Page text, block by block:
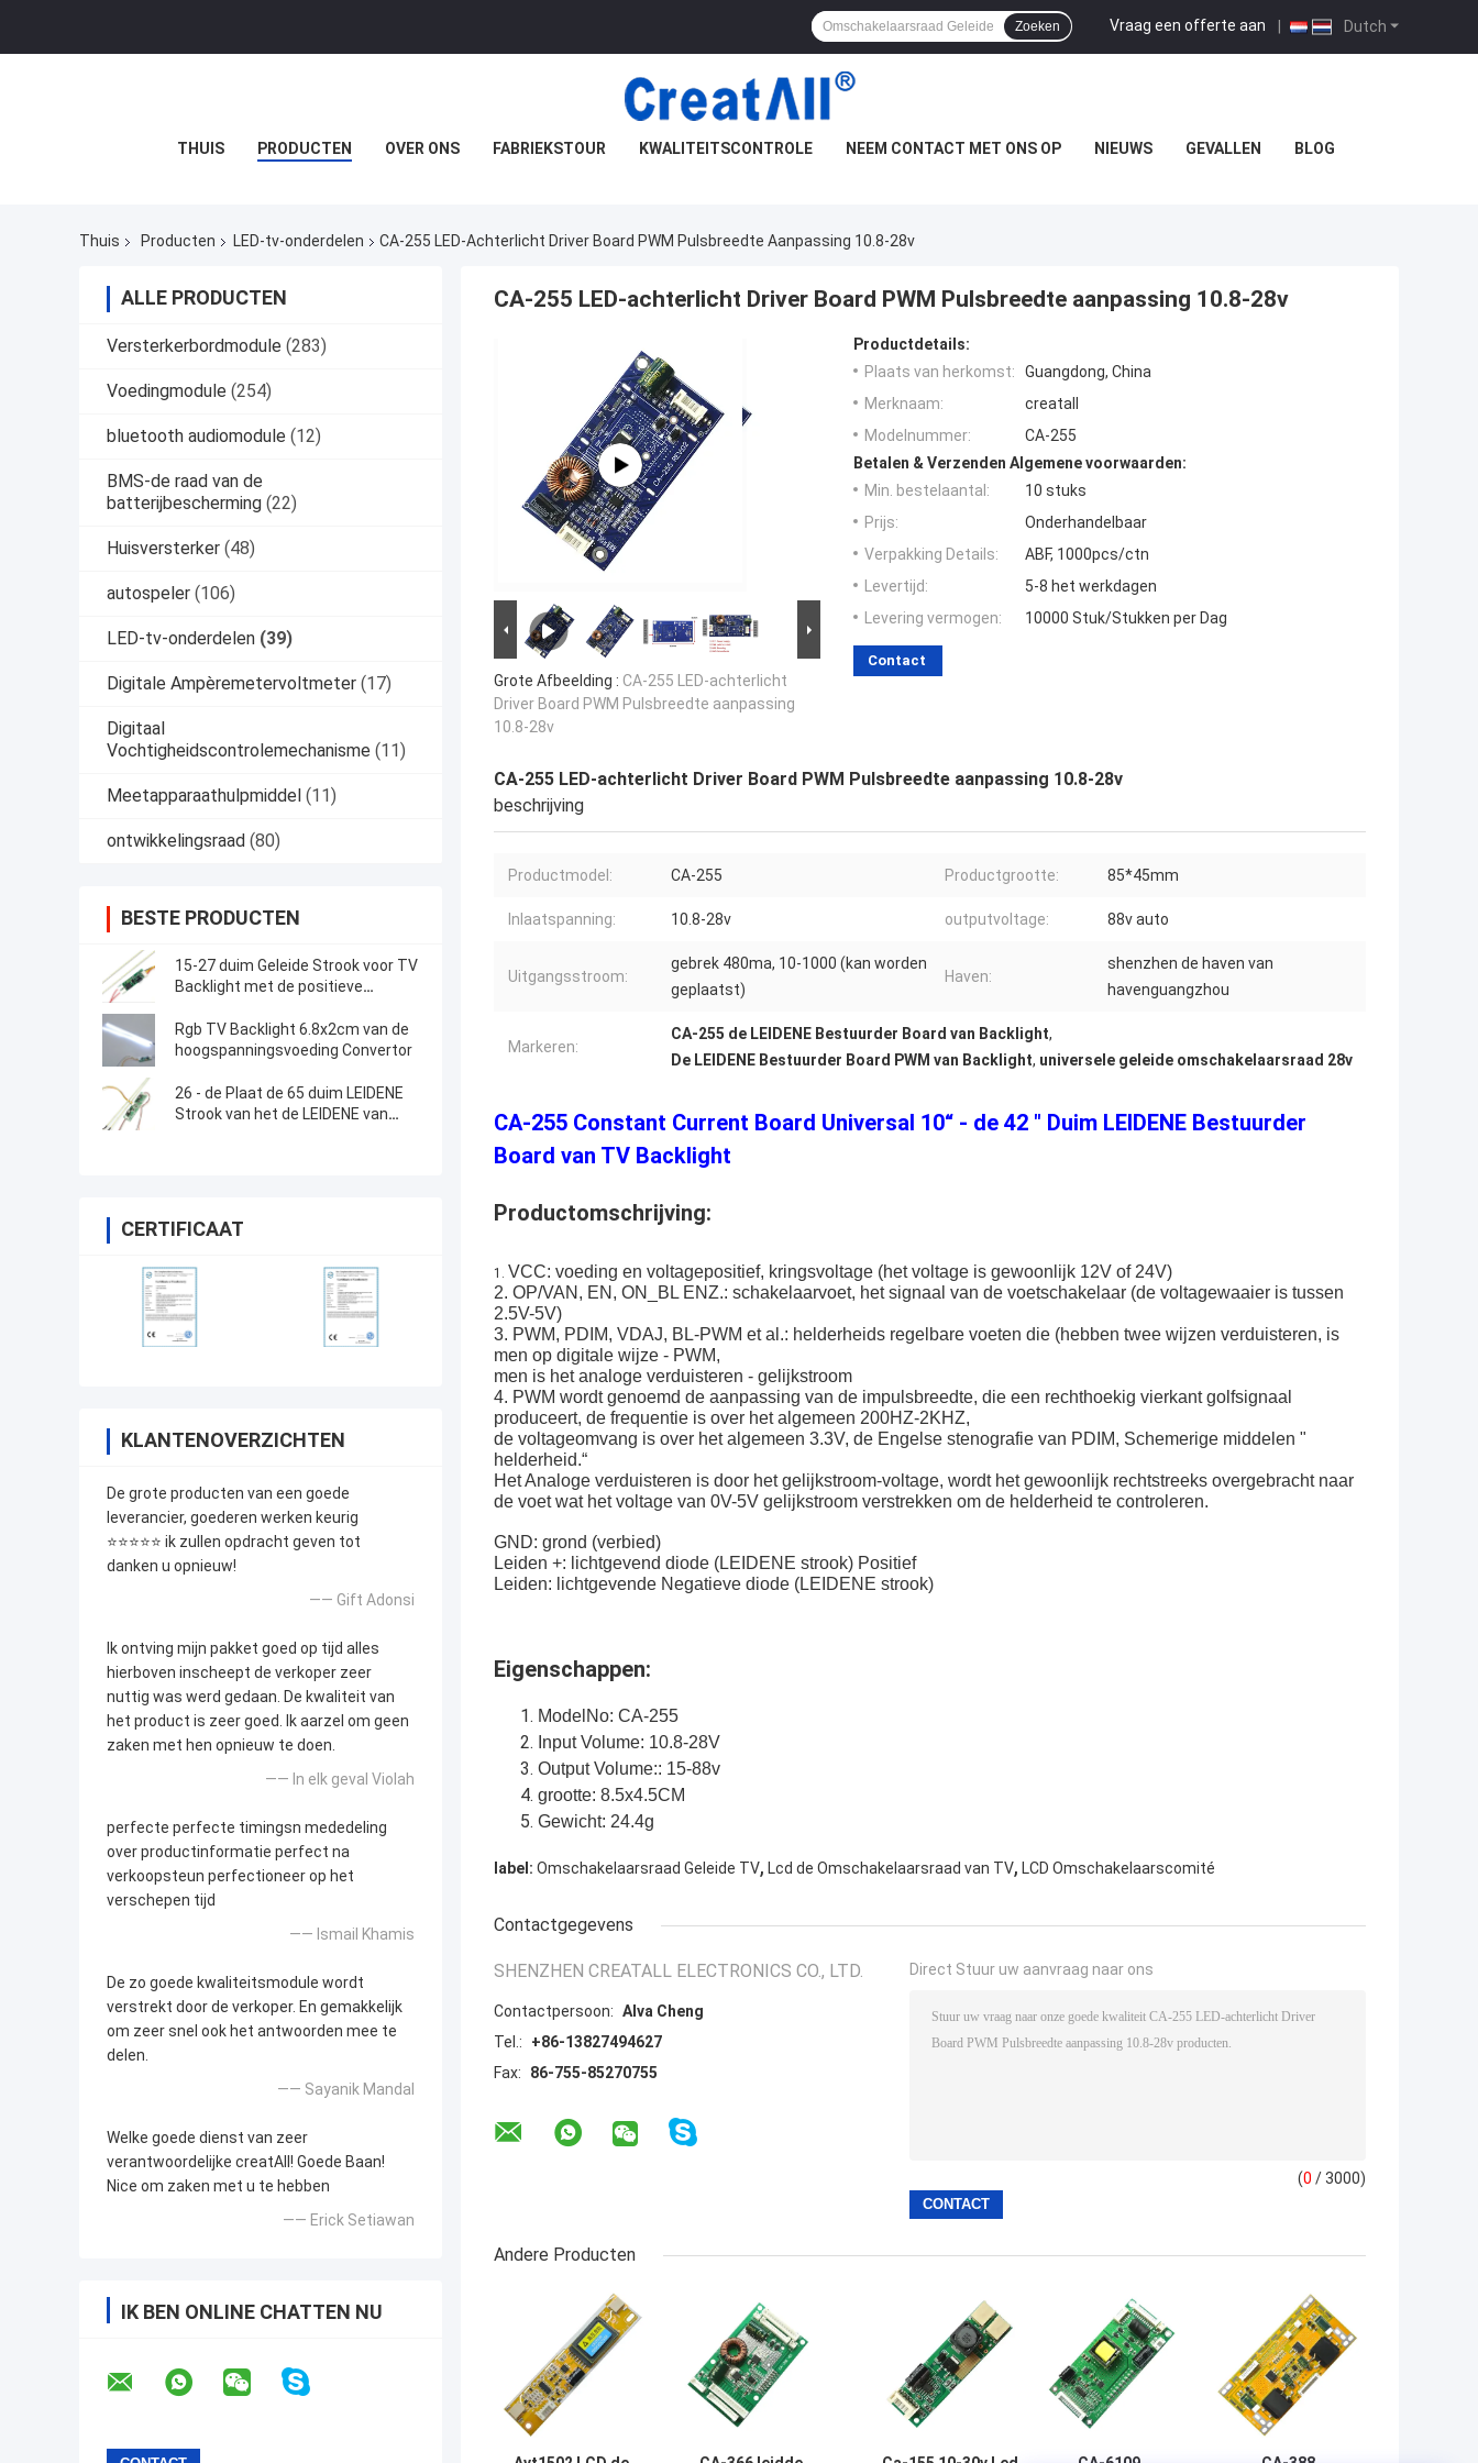
Dutch
Vraag een offerte aan |
Zoeken
THUIS PRODUCTEN OVER ONS FABRIEKSTOUR KWALITEITSCONTROLE NEEM CONTACT MET ONS OP NIEUWS GEVALLEN BLOG
Thuis Producten LED-tv-onderdelen CA-255 LED-Achterlicht Driver Board PWM Pulsbreedte Aanpassing 10.8-28v
ALLE PRODUCTEN
Versterkerbordmodule (283)
Voedingmodule (254)
bluetooth audiomodule (12)
BMS-de raad van de
batterijbescherming (22)
Huisversterker (48)
autospeler (106)
LED-tv-onderdelen (39)
Digitale Ampèremetervoltmeter (17)
Digitaal
Vochtigheidscontrolemechanisme (11)
Meetapparaathulpmiddel (11)
ontwikkelingsraad (80)
BESTE PRODUCTEN
15-27 duim Geleide Strook voor TV
Backlight met de positieve
Rgb TV Backlight 6.8x2cm van de
hoogspanningsvoeding Convertor
26 - de Plaat de 65 duim LEIDENE
Strook van het de LEIDENE van
CERTIFICAAT
KLANTENOVERZICHTEN
De grote producten van een goede
leverancier, goederen werken keurig
⭐⭐⭐⭐⭐ ik zullen opdracht geven tot
danken u opnieuw!
—— Gift Adonsi
Ik ontving mijn pakket goed op tijd alles
hierboven inscheept de verkoper zeer
nuttig was werd gedaan. De kwaliteit van
het product is zeer goed. Ik aarzel om geen
zaken met hen opnieuw te doen.
—— In elk geval Violah
perfecte perfecte timingsn mededeling
over productinformatie perfect na
verkoopsteun perfectioneer op het
verschepen tijd
—— Ismail Khamis
De zo goede kwaliteitsmodule wordt
verstrekt door de verkoper. En gemakkelijk
om zeer snel ook het antwoorden mee te
delen.
—— Sayanik Mandal
Welke goede dienst van zeer
verantwoordelijke creatAll! Goede Baan!
Nice om zaken met u te hebben
—— Erick Setiawan
IK BEN ONLINE CHATTEN NU
CA-255 LED-achterlicht Driver Board PWM Pulsbreedte aanpassing 10.8-28v
Grote Afbeelding : CA-255 LED-achterlicht
Driver Board PWM Pulsbreedte aanpassing
10.8-28v
Productdetails:
Plaats van herkomst:
Guangdong, China
Merknaam:
creatall
Modelnummer:
CA-255
Betalen & Verzenden Algemene voorwaarden:
Min. bestelaantal:
10 stuks
Prijs:
Onderhandelbaar
Verpakking Details:
ABF, 1000pcs/ctn
Levertijd:
5-8 het werkdagen
Levering vermogen:
10000 Stuk/Stukken per Dag
Contact
CA-255 LED-achterlicht Driver Board PWM Pulsbreedte aanpassing 10.8-28v
beschrijving
Productmodel: CA-255 Productgrootte: 85*45mm
Inlaatspanning: 10.8-28v outputvoltage: 88v auto
Uitgangsstroom:
gebrek 480ma, 10-1000 (kan worden
geplaatst)
Haven:
shenzhen de haven van
havenguangzhou
Markeren:
CA-255 de LEIDENE Bestuurder Board van Backlight,
De LEIDENE Bestuurder Board PWM van Backlight, universele geleide omschakelaarsraad 28v
CA-255 Constant Current Board Universal 10“ - de 42 " Duim LEIDENE Bestuurder
Board van TV Backlight
Productomschrijving:
1. VCC: voeding en voltagepositief, kringsvoltage (het voltage is gewoonlijk 12V of 24V)
2. OP/VAN, EN, ON_BL ENZ.: schakelaarvoet, het signaal van de voetschakelaar (de voltagewaaier is tussen
2.5V-5V)
3. PWM, PDIM, VDAJ, BL-PWM et al.: helderheids regelbare voeten die (hebben twee wijzen verduisteren, is
men op digitale wijze - PWM,
men is het analoge verduisteren - gelijkstroom
4. PWM wordt genoemd de aanpassing van de impulsbreedte, die een rechthoekig vierkant golfsignaal
produceert, de frequentie is over het algemeen 200HZ-2KHZ,
de voltageomvang is over het algemeen 3.3V, de Engelse stenografie van PDIM, Schemerige middelen "
helderheid.“
Het Analoge verduisteren is door het gelijkstroom-voltage, wordt het gewoonlijk rechtstreeks overgebracht naar
de voet wat het voltage van 0V-5V gelijkstroom verstrekken om de helderheid te controleren.
GND: grond (verbied)
Leiden +: lichtgevend diode (LEIDENE strook) Positief
Leiden: lichtgevende Negatieve diode (LEIDENE strook)
Eigenschappen:
ModelNo: CA-255
Input Volume: 10.8-28V
Output Volume:: 15-88v
grootte: 8.5x4.5CM
Gewicht: 24.4g
label: Omschakelaarsraad Geleide TV, Lcd de Omschakelaarsraad van TV, LCD Omschakelaarscomité
Contactgegevens
SHENZHEN CREATALL ELECTRONICS CO., LTD.
Contactpersoon: Alva Cheng
Tel.:
+86-13827494627
Fax:
86-755-85270755
Direct Stuur uw aanvraag naar ons
(0 / 3000)
Andere Producten